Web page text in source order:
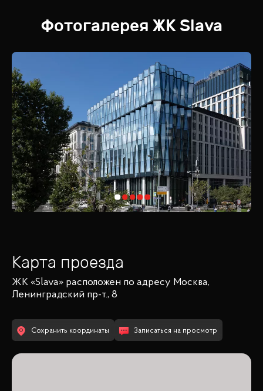
Фотогалерея ЖК Slava
Карта проезда
ЖК «Slava» расположен по адресу Москва,
Ленинградский пр-т., 8
Сохранить координаты Записаться на просмотр